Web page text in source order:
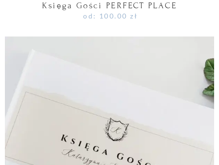
Księga Gości PERFECT PLACE
od: 100.00zł